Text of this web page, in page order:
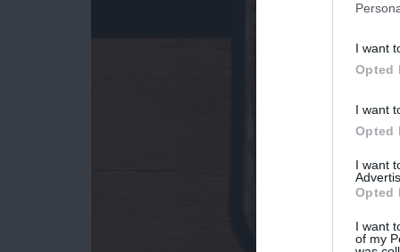
I want
Opted
I want
Opted
I want
Opted
I want
of my